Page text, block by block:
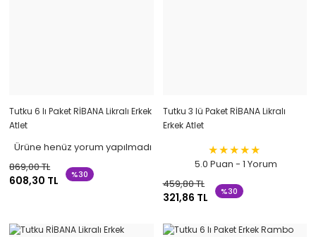
Tutku 6 lı Paket RİBANA Likralı Erkek
Atlet
Ürüne henüz yorum yapılmadı
869,00 TL
608,30 TL %30
Tutku 3 lü Paket RİBANA Likralı
Erkek Atlet
5.0 Puan - 1 Yorum
459,80 TL
321,86 TL %30